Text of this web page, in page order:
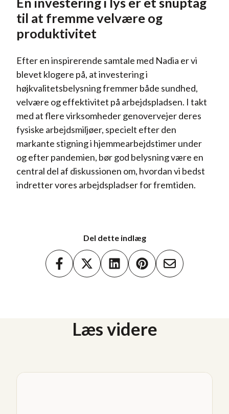
til at fremme velvære og
produktivitet
Efter en inspirerende samtale med Nadia er vi
blevet klogere på, at investering i
højkvalitetsbelysning fremmer både sundhed,
velvære og effektivitet på arbejdspladsen. I takt
med at flere virksomheder genovervejer deres
fysiske arbejdsmiljøer, specielt efter den
markante stigning i hjemmearbejdstimer under
og efter pandemien, bør god belysning være en
central del af diskussionen om, hvordan vi bedst
indretter vores arbejdspladser for fremtiden.
Del dette indlæg
Læs videre